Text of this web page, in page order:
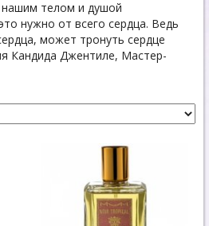
телом и душой
нужно от всего сердца. Ведь
может тронуть сердце
Кандида Джентиле, Мастер-